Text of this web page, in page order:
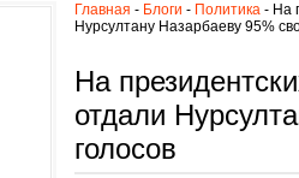
Главная - Блоги - Политика - На
Нурсултану Назарбаеву 95%
На
отдали
голосов